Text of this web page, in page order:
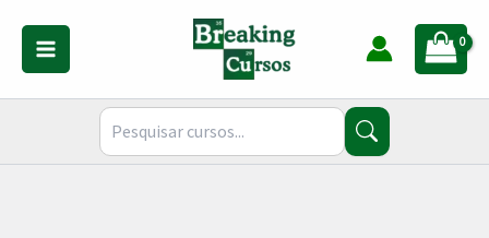
conteúdo
por
popularidade